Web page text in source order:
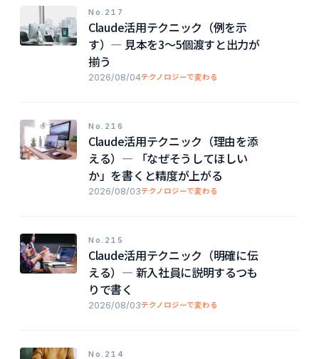
No.217
Claude活用テクニック（例を示
す）― 見本を3〜5個渡すと出力が
揃う
2026/08/04テクノロジーで変わる
No.216
Claude活用テクニック（理由を添
える）― 「なぜそうしてほしい
か」を書くと精度が上がる
2026/08/03テクノロジーで変わる
No.215
Claude活用テクニック（明確に伝
える）― 新入社員に説明するつも
りで書く
2026/08/03テクノロジーで変わる
No.214